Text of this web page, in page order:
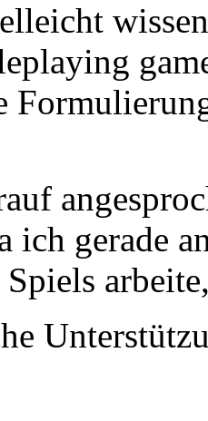
ich gerade
Spiels